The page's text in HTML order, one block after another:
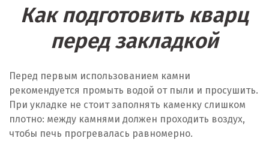
Как подготовить кварц
перед закладкой
Перед первым использованием камни
рекомендуется промыть водой от пыли и просушить.
При укладке не стоит заполнять каменку слишком
плотно: между камнями должен проходить воздух,
чтобы печь прогревалась равномерно.